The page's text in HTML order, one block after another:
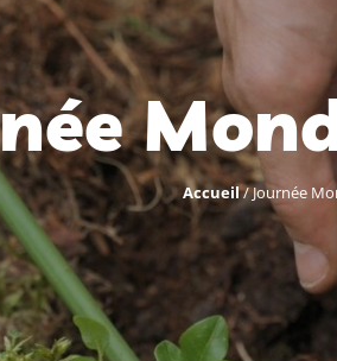
Accueil/Journée